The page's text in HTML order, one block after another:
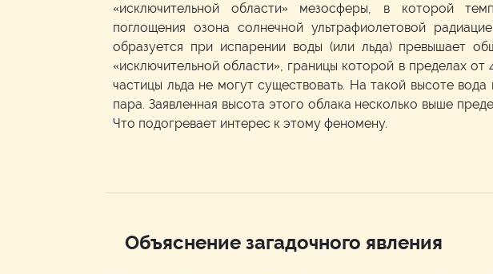
«исключительной области» мезосферы, в которой
поглощения озона солнечной ультрафиолетовой
образуется при испарении воды (или льда) превышает
«исключительной области», границы которой в пределах
частицы льда не могут существовать. На такой высоте
пара. Заявленная высота этого облака несколько выше
Что подогревает интерес к этому феномену.
Объяснение загадочного явления